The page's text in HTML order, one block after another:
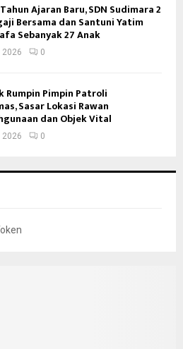
Ajaran Baru, SDN Sudimara 2
Bersama dan Santuni Yatim
Sebanyak 27 Anak
2026 0
Rumpin Pimpin Patroli
Sasar Lokasi Rawan
dan Objek Vital
2026 0